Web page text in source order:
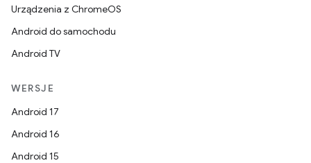
Urządzenia z ChromeOS
Android do samochodu
Android TV
WERSJE
Android 17
Android 16
Android 15